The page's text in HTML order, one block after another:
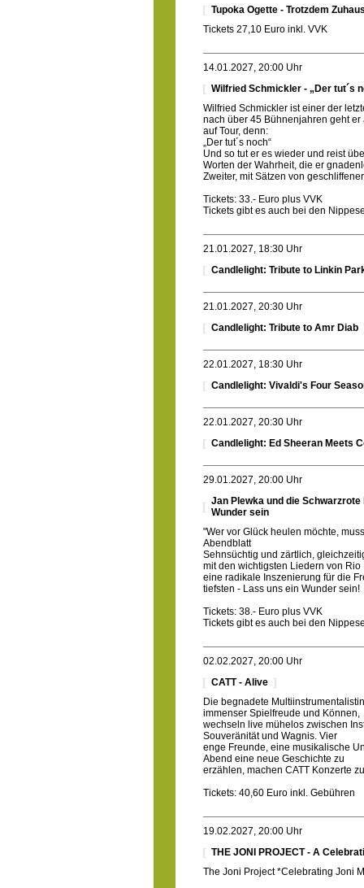
Tupoka Ogette - Trotzdem
Tickets 27,10 Euro inkl. VVK
14.01.2027, 20:00 Uhr
Wilfried Schmickler - „Der tut´s
Wilfried Schmickler ist einer der
nach über 45 Bühnenjahren geht
auf Tour, denn:
„Der tut´s noch“
Und so tut er es wieder und reist
Worten der Wahrheit, die er
Zweiter, mit Sätzen von
Tickets: 33.- Euro plus VVK
Tickets gibt es auch bei den
21.01.2027, 18:30 Uhr
Candlelight: Tribute to Linkin
21.01.2027, 20:30 Uhr
Candlelight: Tribute to Amr Diab
22.01.2027, 18:30 Uhr
Candlelight: Vivaldi's Four
22.01.2027, 20:30 Uhr
Candlelight: Ed Sheeran Meets
29.01.2027, 20:00 Uhr
Jan Plewka und die
Wunder sein
"Wer vor Glück heulen möchte,
Abendblatt
Sehnsüchtig und zärtlich,
mit den wichtigsten Liedern von
eine radikale Inszenierung für die
tiefsten - Lass uns ein Wunder sein!
Tickets: 38.- Euro plus VVK
Tickets gibt es auch bei den
02.02.2027, 20:00 Uhr
CATT - Alive
Die begnadete
immenser Spielfreude und Können,
wechseln live mühelos zwischen
Souveränität und Wagnis. Vier
enge Freunde, eine musikalische
Abend eine neue Geschichte zu
erzählen, machen CATT Konzerte
Tickets: 40,60 Euro inkl. Gebühren
19.02.2027, 20:00 Uhr
THE JONI PROJECT - A
The Joni Project *Celebrating Joni